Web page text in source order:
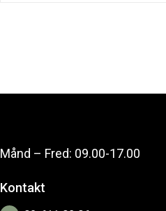
Månd – Fred: 09.00-17.00
Kontakt